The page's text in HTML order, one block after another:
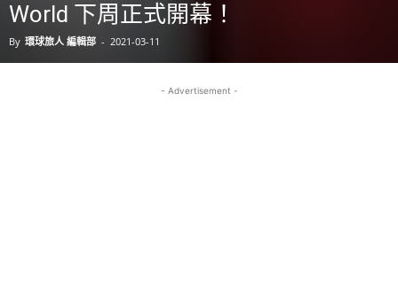
World 下周正式開幕！
By 環球旅人 編輯部 - 2021-03-11
- Advertisement -